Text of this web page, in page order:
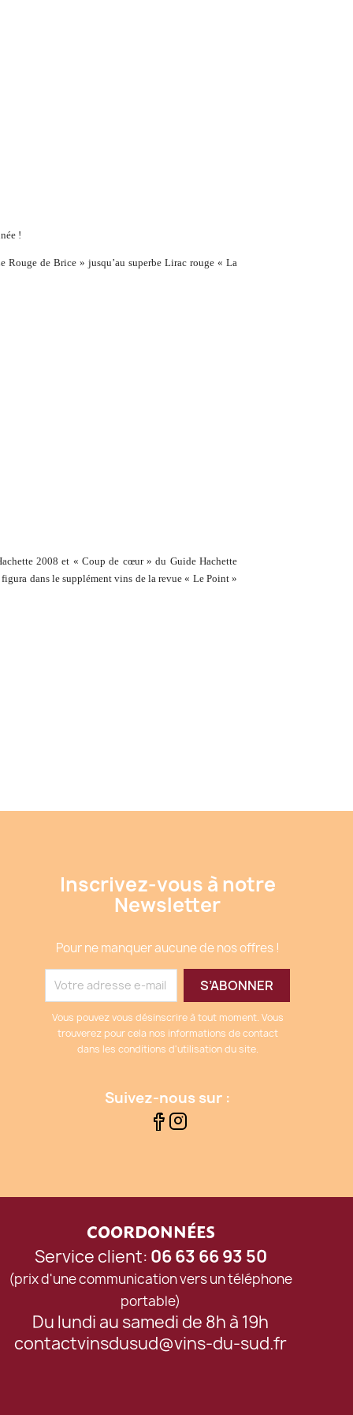
!
de Brice » jusqu’au superbe Lirac rouge « La
2008 et « Coup de cœur » du Guide Hachette
dans le supplément vins de la revue « Le Point »
Inscrivez-vous à notre
Newsletter
Pour ne manquer aucune de nos offres !
Vous pouvez vous désinscrire à tout moment. Vous
trouverez pour cela nos informations de contact
dans les conditions d'utilisation du site.
Suivez-nous sur :
COORDONNÉES
Service client: 06 63 66 93 50
(prix d'une communication vers un téléphone
portable)
Du lundi au samedi de 8h à 19h
contactvinsdusud@vins-du-sud.fr